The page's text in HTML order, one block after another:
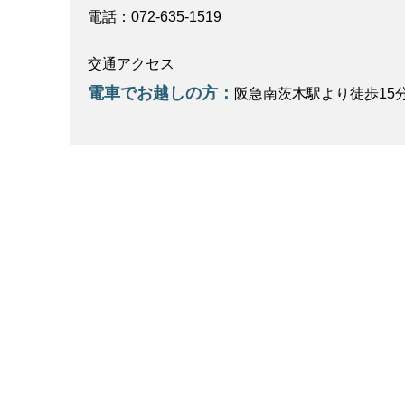
電話：072-635-1519
交通アクセス
電車でお越しの方： 阪急南茨木駅より徒歩15